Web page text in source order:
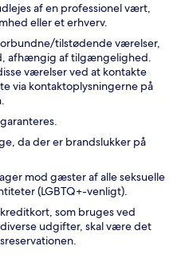
af en professionel vært,
eller et erhverv.
tilstødende værelser,
afhængig af tilgængelighed.
værelser ved at kontakte
via kontaktoplysningerne på
da der er brandslukker på
mod gæster af alle seksuelle
(LGBTQ+-venligt).
som bruges ved
udgifter, skal være det